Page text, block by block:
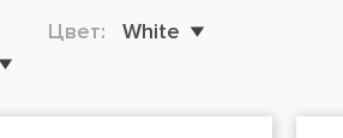
Цвет:
White